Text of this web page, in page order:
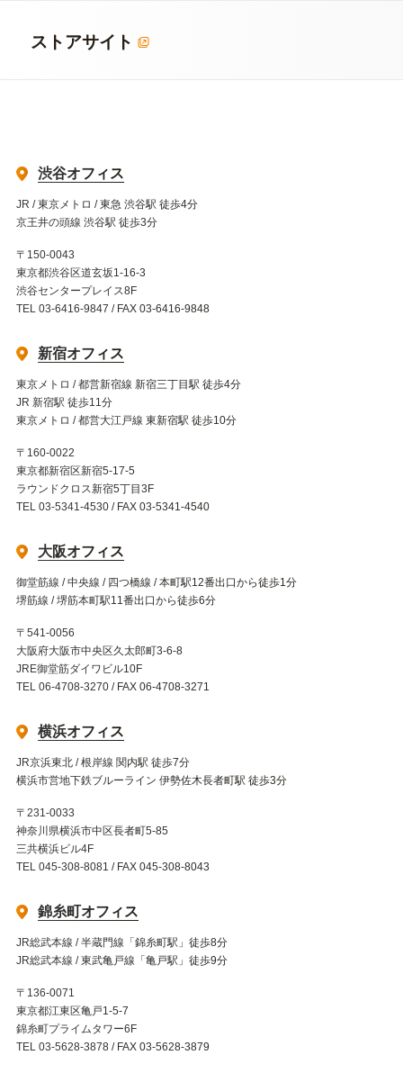
ストアサイト
渋谷オフィス
JR / 東京メトロ / 東急 渋谷駅 徒歩4分
京王井の頭線 渋谷駅 徒歩3分
〒150-0043
東京都渋谷区道玄坂1-16-3
渋谷センタープレイス8F
TEL 03-6416-9847 / FAX 03-6416-9848
新宿オフィス
東京メトロ / 都営新宿線 新宿三丁目駅 徒歩4分
JR 新宿駅 徒歩11分
東京メトロ / 都営大江戸線 東新宿駅 徒歩10分
〒160-0022
東京都新宿区新宿5-17-5
ラウンドクロス新宿5丁目3F
TEL 03-5341-4530 / FAX 03-5341-4540
大阪オフィス
御堂筋線 / 中央線 / 四つ橋線 / 本町駅12番出口から徒歩1分
堺筋線 / 堺筋本町駅11番出口から徒歩6分
〒541-0056
大阪府大阪市中央区久太郎町3-6-8
JRE御堂筋ダイワビル10F
TEL 06-4708-3270 / FAX 06-4708-3271
横浜オフィス
JR京浜東北 / 根岸線 関内駅 徒歩7分
横浜市営地下鉄ブルーライン 伊勢佐木長者町駅 徒歩3分
〒231-0033
神奈川県横浜市中区長者町5-85
三共横浜ビル4F
TEL 045-308-8081 / FAX 045-308-8043
錦糸町オフィス
JR総武本線 / 半蔵門線「錦糸町駅」徒歩8分
JR総武本線 / 東武亀戸線「亀戸駅」徒歩9分
〒136-0071
東京都江東区亀戸1-5-7
錦糸町プライムタワー6F
TEL 03-5628-3878 / FAX 03-5628-3879